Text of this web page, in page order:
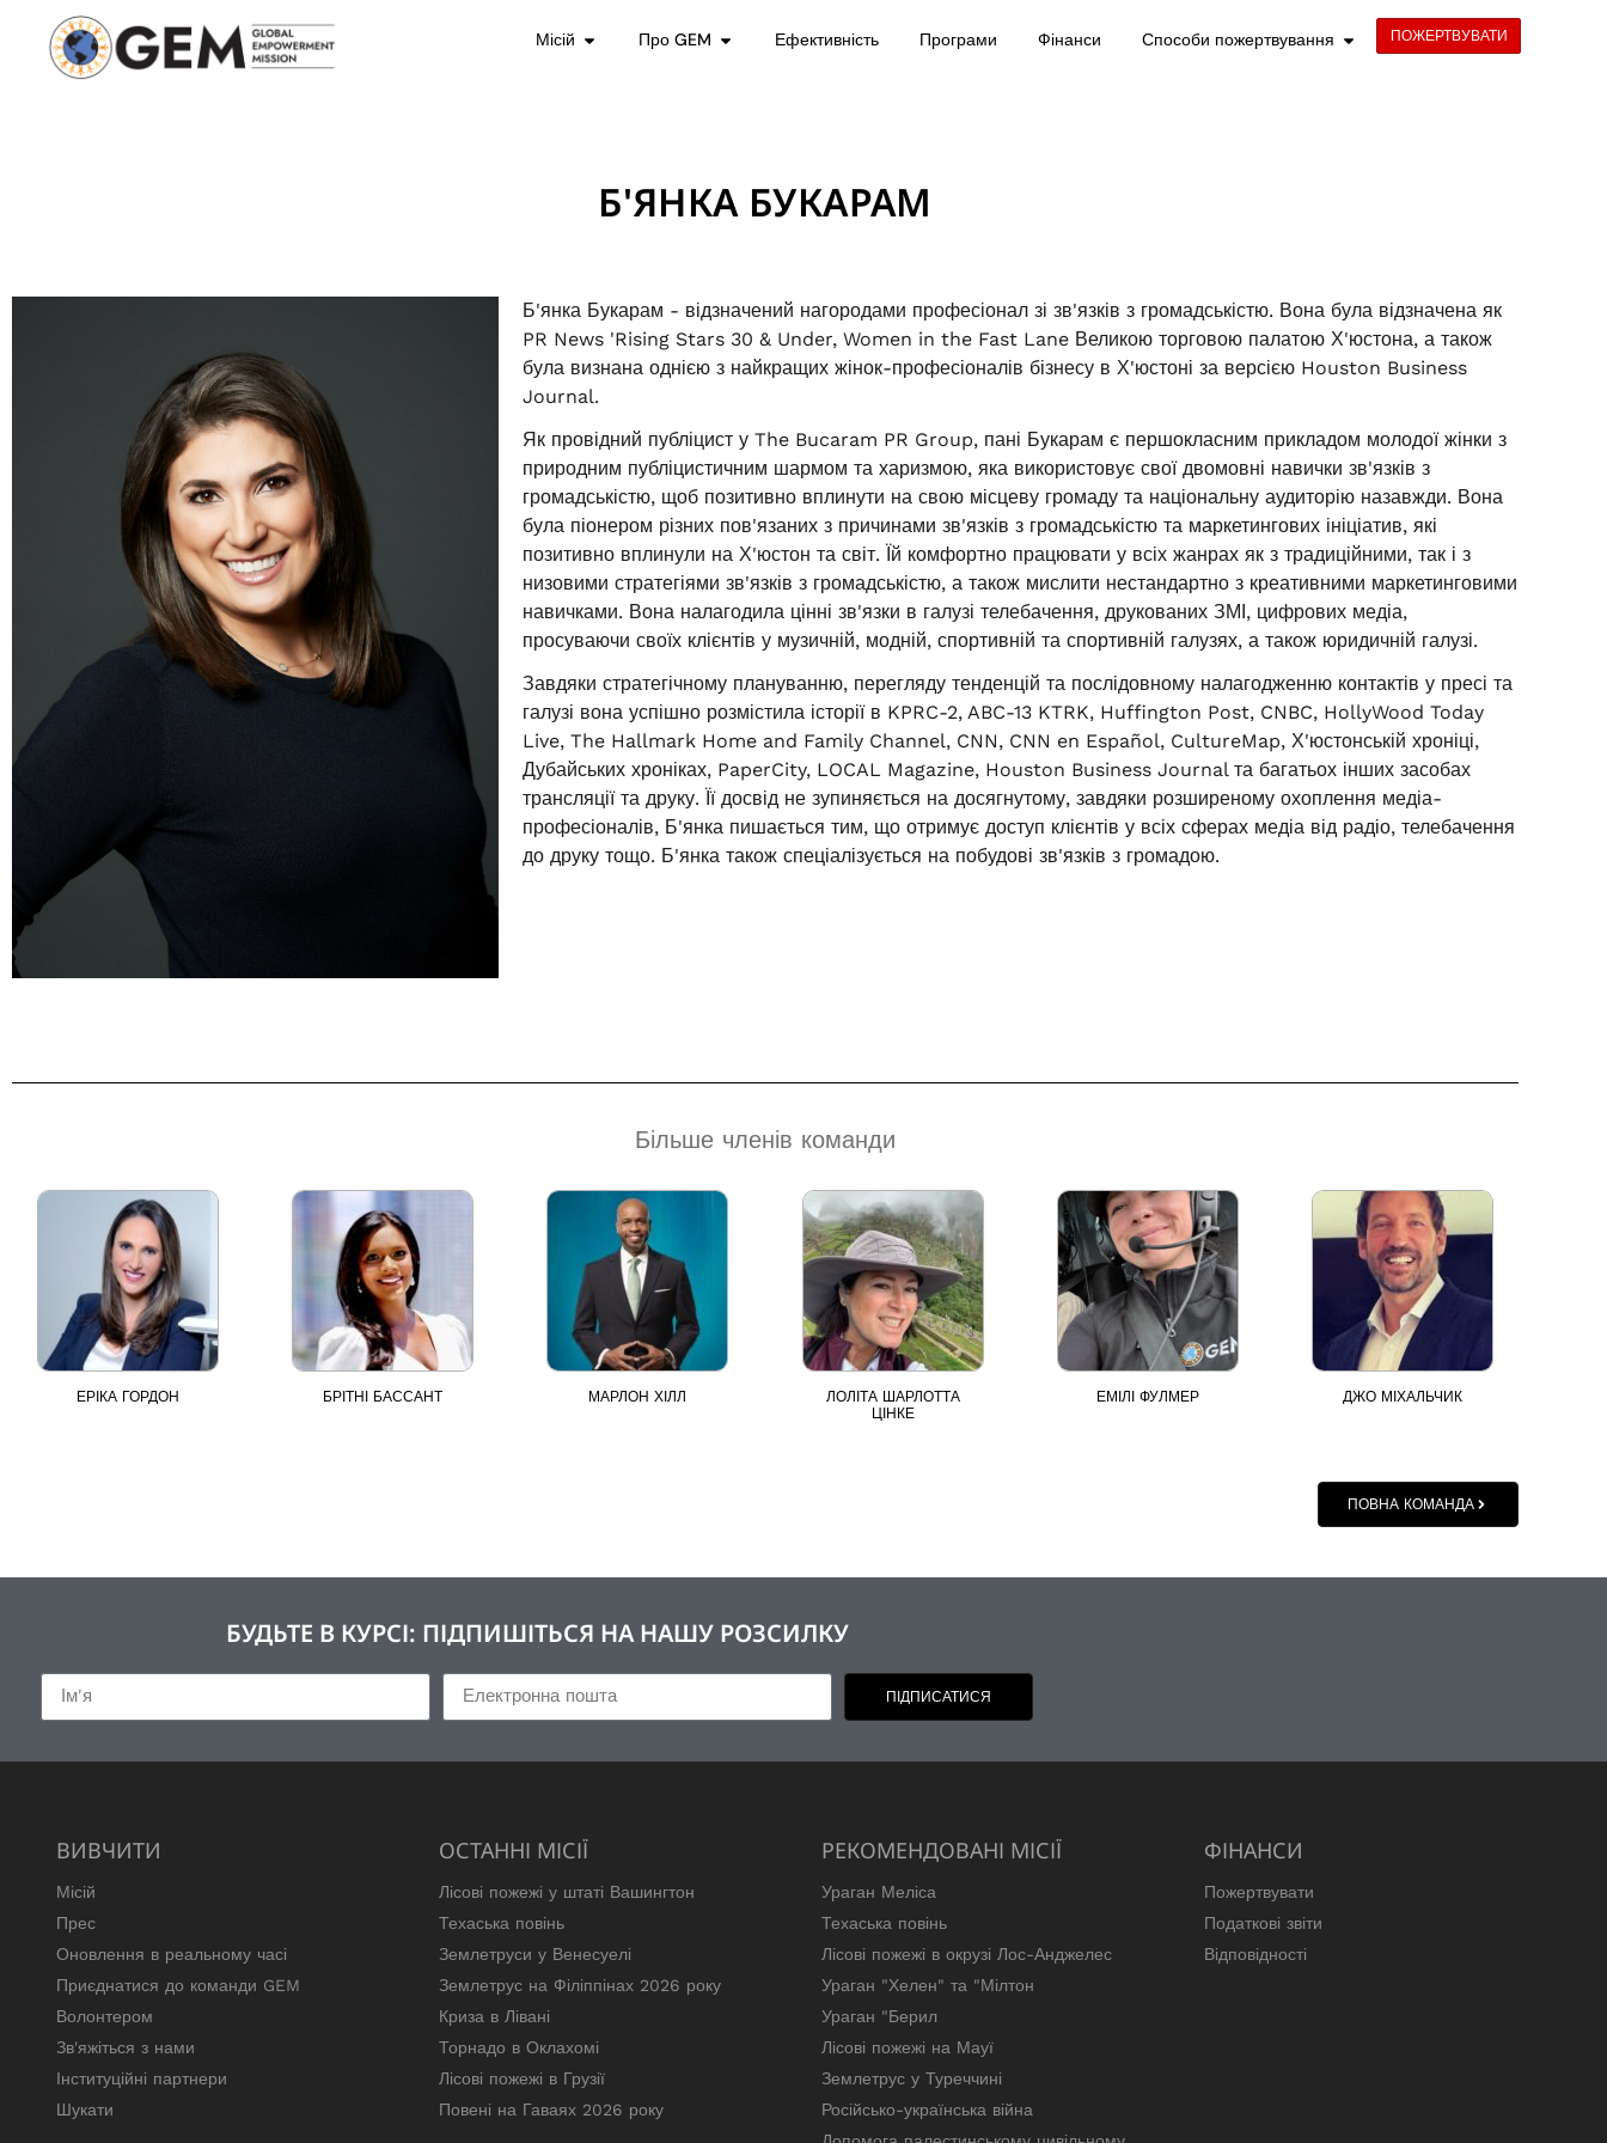
Місій Про GEM Ефективність Програми Фінанси Способи пожертвування ПОЖЕРТВУВАТИ
Б'ЯНКА БУКАРАМ
Б'янка Букарам - відзначений нагородами професіонал зі зв'язків з громадськістю. Вона була відзначена як
PR News 'Rising Stars 30 & Under, Women in the Fast Lane Великою торговою палатою Х'юстона, а також
була визнана однією з найкращих жінок-професіоналів бізнесу в Х'юстоні за версією Houston Business
Journal.
Як провідний публіцист у The Bucaram PR Group, пані Букарам є першокласним прикладом молодої жінки з
природним публіцистичним шармом та харизмою, яка використовує свої двомовні навички зв'язків з
громадськістю, щоб позитивно вплинути на свою місцеву громаду та національну аудиторію назавжди. Вона
була піонером різних пов'язаних з причинами зв'язків з громадськістю та маркетингових ініціатив, які
позитивно вплинули на Х'юстон та світ. Їй комфортно працювати у всіх жанрах як з традиційними, так і з
низовими стратегіями зв'язків з громадськістю, а також мислити нестандартно з креативними маркетинговими
навичками. Вона налагодила цінні зв'язки в галузі телебачення, друкованих ЗМІ, цифрових медіа,
просуваючи своїх клієнтів у музичній, модній, спортивній та спортивній галузях, а також юридичній галузі.
Завдяки стратегічному плануванню, перегляду тенденцій та послідовному налагодженню контактів у пресі та
галузі вона успішно розмістила історії в KPRC-2, ABC-13 KTRK, Huffington Post, CNBC, HollyWood Today
Live, The Hallmark Home and Family Channel, CNN, CNN en Español, CultureMap, Х'юстонській хроніці,
Дубайських хроніках, PaperCity, LOCAL Magazine, Houston Business Journal та багатьох інших засобах
трансляції та друку. Її досвід не зупиняється на досягнутому, завдяки розширеному охоплення медіа-
професіоналів, Б'янка пишається тим, що отримує доступ клієнтів у всіх сферах медіа від радіо, телебачення
до друку тощо. Б'янка також спеціалізується на побудові зв'язків з громадою.
Більше членів команди
ЕРІКА ГОРДОН БРІТНІ БАССАНТ МАРЛОН ХІЛЛ
ЛОЛІТА ШАРЛОТТА
ЦІНКЕ
ЕМІЛІ ФУЛМЕР ДЖО МІХАЛЬЧИК
ПОВНА КОМАНДА
БУДЬТЕ В КУРСІ: ПІДПИШІТЬСЯ НА НАШУ РОЗСИЛКУ
ПІДПИСАТИСЯ
ВИВЧИТИ
Місій
Прес
Оновлення в реальному часі
Приєднатися до команди GEM
Волонтером
Зв'яжіться з нами
Інституційні партнери
Шукати
ОСТАННІ МІСІЇ
Лісові пожежі у штаті Вашингтон
Техаська повінь
Землетруси у Венесуелі
Землетрус на Філіппінах 2026 року
Криза в Лівані
Торнадо в Оклахомі
Лісові пожежі в Грузії
Повені на Гаваях 2026 року
РЕКОМЕНДОВАНІ МІСІЇ
Ураган Меліса
Техаська повінь
Лісові пожежі в окрузі Лос-Анджелес
Ураган "Хелен" та "Мілтон
Ураган "Берил
Лісові пожежі на Мауї
Землетрус у Туреччині
Російсько-українська війна
ФІНАНСИ
Пожертвувати
Податкові звіти
Відповідності